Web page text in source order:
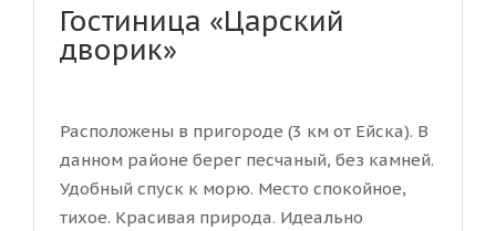
Гостиница «Царский
дворик»
Расположены в пригороде (3 км от Ейска). В
данном районе берег песчаный, без камней.
Удобный спуск к морю. Место спокойное,
тихое. Красивая природа. Идеально